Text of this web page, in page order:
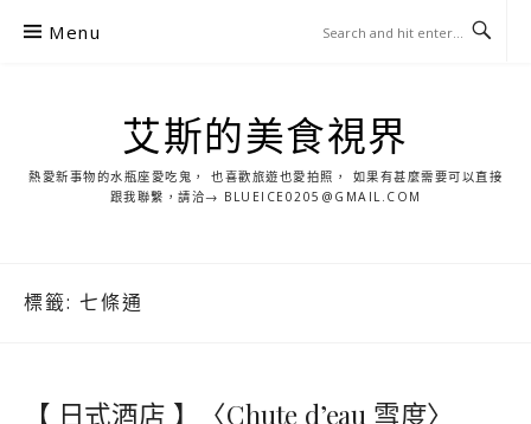
Menu
艾斯的美食視界
熱愛新事物的水瓶座愛吃鬼， 也喜歡旅遊也愛拍照， 如果有甚麼需要可以直接
跟我聯繫，請洽→ BLUEICE0205@GMAIL.COM
標籤: 七條通
【 日式酒店 】〈Chute d’eau 雪度〉